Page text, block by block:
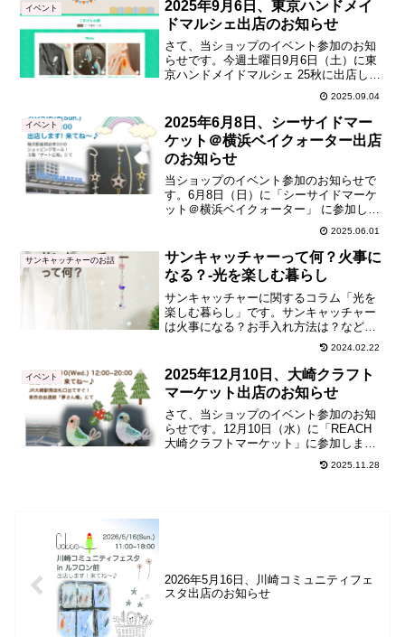
雨予...
イベント
2025年9月6日、東京ハンドメイ
ドマルシェ出店のお知らせ
さて、当ショップのイベント参加のお知
らせです。今週土曜日9月6日（土）に東
京ハンドメイドマルシェ 25秋に出店しま
す！場所は東京ドームシティ プリズムホ
ール、10:00〜17:00です🎵（イベント自
体は日曜も開催しますが、当ショップは
土曜の...
2025.09.04
イベント
2025年6月8日、シーサイドマー
ケット＠横浜ベイクォーター出店
のお知らせ
当ショップのイベント参加のお知らせで
す。6月8日（日）に「シーサイドマーケ
ット＠横浜ベイクォーター」 に参加しま
す！本物の羽根でできたピアス、イヤリ
ングや天然石付きサンキャッチャー、鳥
さんブローチなど横浜散策のついでにぜ
ひお立ち寄りください。
2025.06.01
サンキャッチャーのお話
サンキャッチャーって何？火事に
なる？-光を楽しむ暮らし
サンキャッチャーに関するコラム「光を
楽しむ暮らし」です。サンキャッチャー
は火事になる？お手入れ方法は？など、
気になる疑問にお答えします。 2024.02.22
イベント
2025年12月10日、大崎クラフト
マーケット出店のお知らせ
さて、当ショップのイベント参加のお知
らせです。12月10日（水）に「REACH
大崎クラフトマーケット」に参加しま
す！（「3日」としていたのは「10日」の
間違いでした。訂正します）晴れるとい
2025.11.28
2026年5月16日、川崎コミュニティフェ
スタ出店のお知らせ